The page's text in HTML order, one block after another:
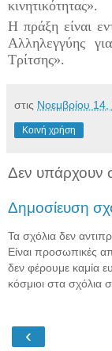
κινητικότητας».
Η πράξη είναι
Αλληλεγγύης
Τρίτσης».
στις Νοεμβρίου
Κοινή χρήση
Δεν υπάρχουν
Δημοσίευση
Τα σχόλια δεν
Είναι προσωπικές
δεν φέρουμε καμία
κόσμιοι στα σχόλια
‹